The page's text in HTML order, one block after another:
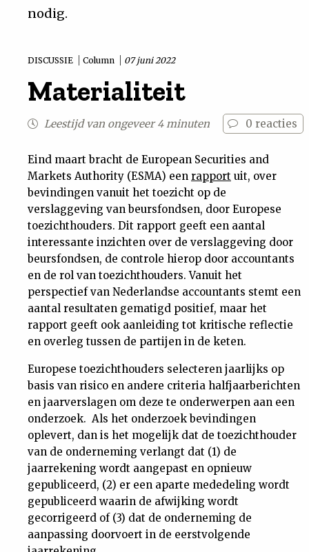
Dossiers
Nieuwsbrief
Contact
nodig.
DISCUSSIE Column 07 juni 2022
Materialiteit
Leestijd van ongeveer 4 minuten 0 reacties
Eind maart bracht de European Securities and
Markets Authority (ESMA) een rapport uit, over
bevindingen vanuit het toezicht op de
verslaggeving van beursfondsen, door Europese
toezichthouders. Dit rapport geeft een aantal
interessante inzichten over de verslaggeving door
beursfondsen, de controle hierop door accountants
en de rol van toezichthouders. Vanuit het
perspectief van Nederlandse accountants stemt een
aantal resultaten gematigd positief, maar het
rapport geeft ook aanleiding tot kritische reflectie
en overleg tussen de partijen in de keten.
Europese toezichthouders selecteren jaarlijks op
basis van risico en andere criteria halfjaarberichten
en jaarverslagen om deze te onderwerpen aan een
onderzoek. Als het onderzoek bevindingen
oplevert, dan is het mogelijk dat de toezichthouder
van de onderneming verlangt dat (1) de
jaarrekening wordt aangepast en opnieuw
gepubliceerd, (2) er een aparte mededeling wordt
gepubliceerd waarin de afwijking wordt
gecorrigeerd of (3) dat de onderneming de
aanpassing doorvoert in de eerstvolgende